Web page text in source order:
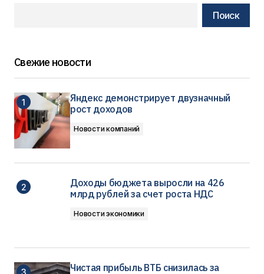
Поиск
Свежие новости
Яндекс демонстрирует двузначный
рост доходов
Новости компаний
Доходы бюджета выросли на 426
млрд рублей за счет роста НДС
Новости экономики
Чистая прибыль ВТБ снизилась за